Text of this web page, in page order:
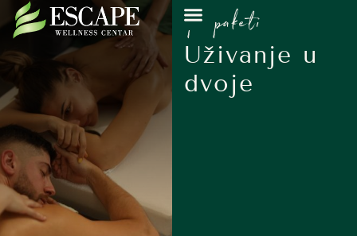
spa paketi
Uživanje u
dvoje